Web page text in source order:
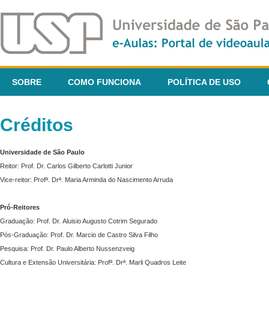
SOBRE COMO FUNCIONA POLÍTICA DE USO
Créditos
Universidade de São Paulo
Reitor: Prof. Dr. Carlos Gilberto Carlotti Junior
Vice-reitor: Profª. Drª. Maria Arminda do Nascimento Arruda
Pró-Reitores
Graduação: Prof. Dr. Aluisio Augusto Cotrim Segurado
Pós-Graduação: Prof. Dr. Marcio de Castro Silva Filho
Pesquisa: Prof. Dr. Paulo Alberto Nussenzveig
Cultura e Extensão Universitária: Profª. Drª. Marli Quadros Leite